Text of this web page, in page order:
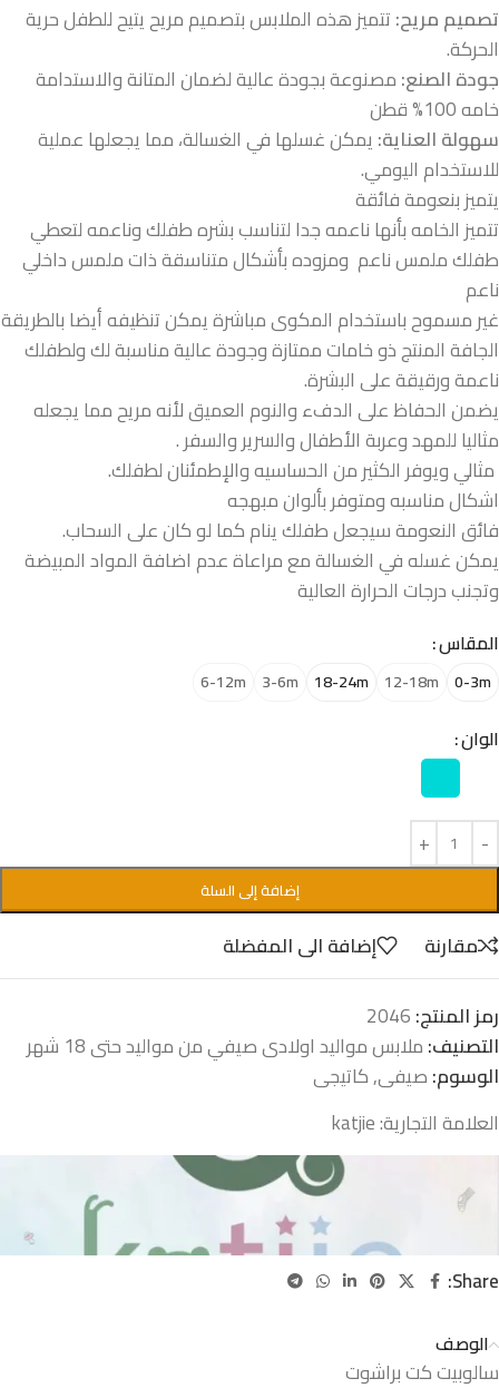
تصميم مريح:تتميز هذه الملابس بتصميم مريح يتيح للطفل حرية
الحركة.
جودة الصنع:مصنوعة بجودة عالية لضمان المتانة والاستدامة
خامه 100% قطن
سهولة العناية:يمكن غسلها في الغسالة، مما يجعلها عملية
للاستخدام اليومي.
يتميز بنعومة فائقة
تتميز الخامه بأنها ناعمه جدا لتناسب بشره طفلك وناعمه لتعطي
طفلك ملمس ناعم ومزوده بأشكال متناسقة ذات ملمس داخلي
ناعم
غير مسموح باستخدام المكوى مباشرة يمكن تنظيفه أيضا بالطريقة
الجافة المنتج ذو خامات ممتازة وجودة عالية مناسبة لك ولطفلك
ناعمة ورقيقة على البشرة.
يضمن الحفاظ على الدفء والنوم العميق لأنه مريح مما يجعله
مثاليا للمهد وعربة الأطفال والسرير والسفر .
مثالي ويوفر الكثير من الحساسيه والإطمئنان لطفلك.
اشكال مناسبه ومتوفر بألوان مبهجه
فائق النعومة سيجعل طفلك ينام كما لو كان على السحاب.
يمكن غسله في الغسالة مع مراعاة عدم اضافة المواد المبيضة
وتجنب درجات الحرارة العالية
المقاس
0-3m
12-18m
18-24m
3-6m
6-12m
الوان
إضافة إلى السلة
مقارنة
إضافة الى المفضلة
رمز المنتج:2046
التصنيف:ملابس مواليد اولادى صيفي من مواليد حتى 18 شهر
الوسوم:صيفى,كاتيجى
العلامة التجارية:katjie
Share:
الوصف
سالوبيت كت براشوت